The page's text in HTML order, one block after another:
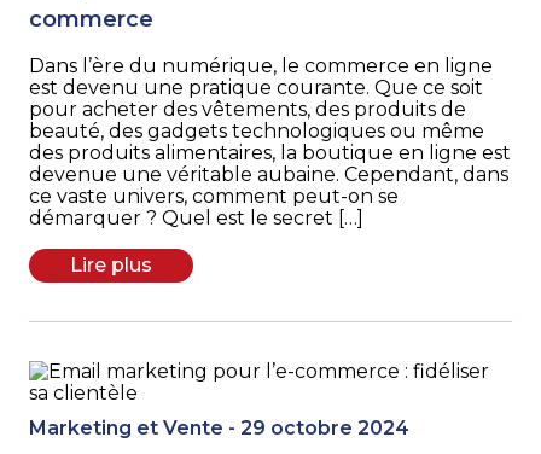
commerce
Dans l’ère du numérique, le commerce en ligne
est devenu une pratique courante. Que ce soit
pour acheter des vêtements, des produits de
beauté, des gadgets technologiques ou même
des produits alimentaires, la boutique en ligne est
devenue une véritable aubaine. Cependant, dans
ce vaste univers, comment peut-on se
démarquer ? Quel est le secret […]
Lire plus
Marketing et Vente - 29 octobre 2024